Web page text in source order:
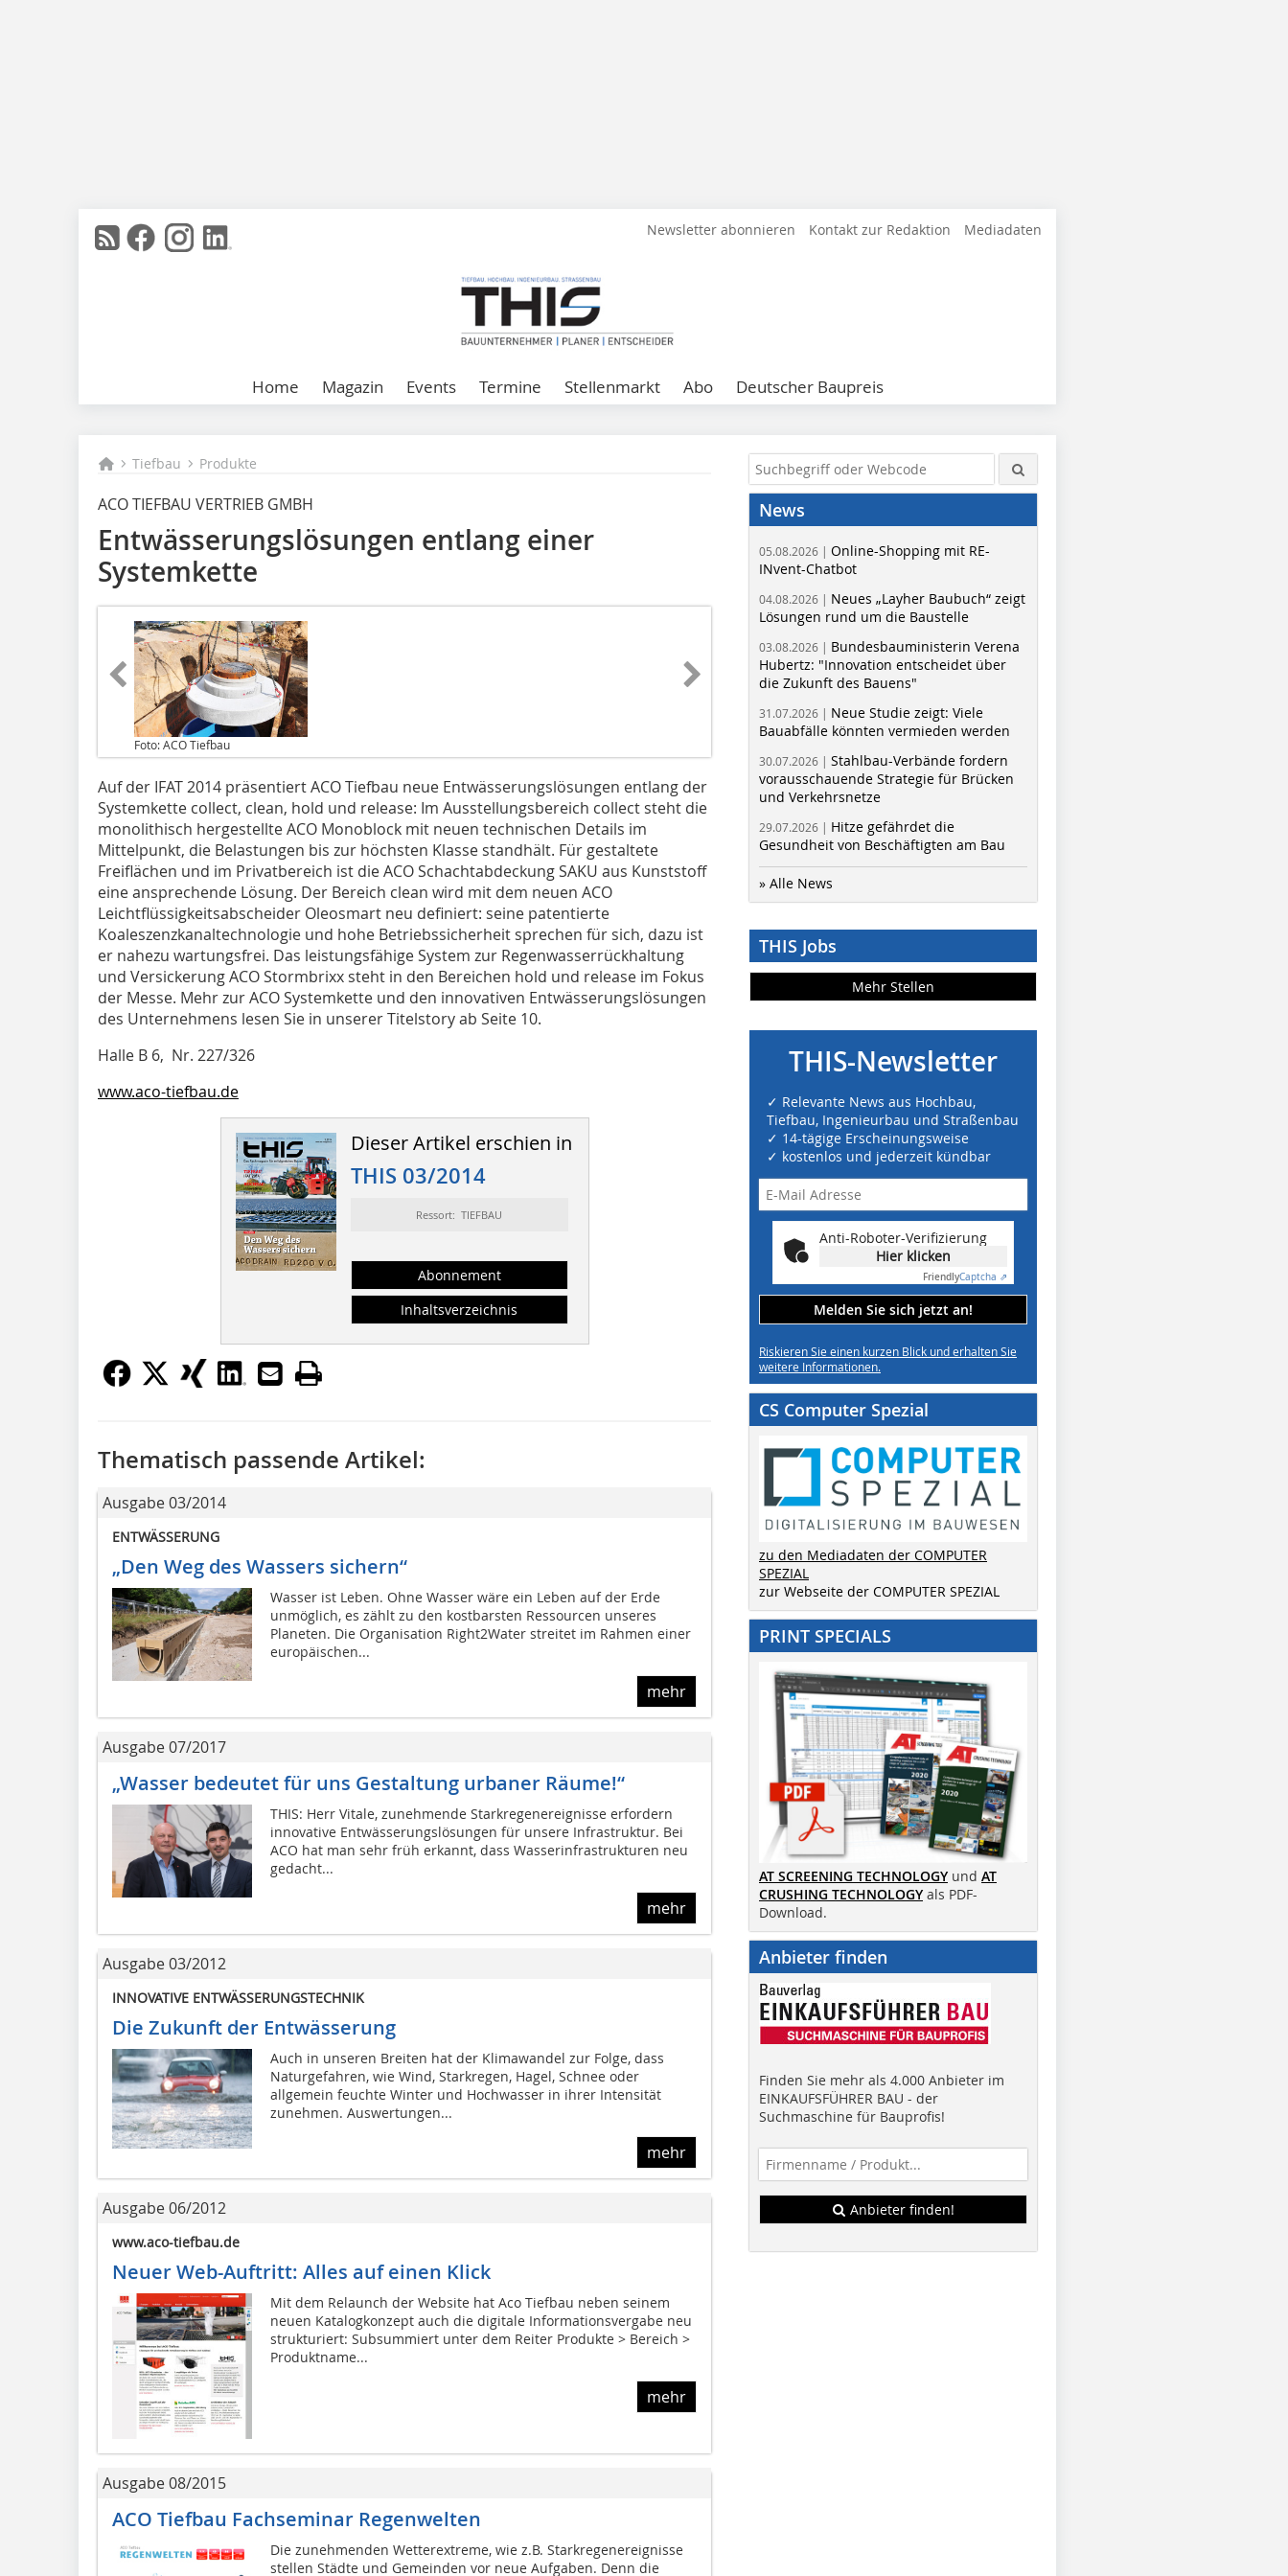
Newsletter abonnieren Kontakt zur Redaktion Mediadaten
Home Magazin Events Termine Stellenmarkt Abo Deutscher Baupreis
Tiefbau Produkte
ACO TIEFBAU VERTRIEB GMBH
Entwässerungslösungen entlang einer
Systemkette
Foto: ACO Tiefbau
Auf der IFAT 2014 präsentiert ACO Tiefbau neue Entwässerungslösungen entlang der
Systemkette collect, clean, hold und release: Im Ausstellungsbereich collect steht die
monolithisch hergestellte ACO Monoblock mit neuen technischen Details im
Mittelpunkt, die Belastungen bis zur höchsten Klasse standhält. Für gestaltete
Freiflächen und im Privatbereich ist die ACO Schachtabdeckung SAKU aus Kunststoff
eine ansprechende Lösung. Der Bereich clean wird mit dem neuen ACO
Leichtflüssigkeitsabscheider Oleosmart neu definiert: seine patentierte
Koaleszenzkanaltechnologie und hohe Betriebssicherheit sprechen für sich, dazu ist
er nahezu wartungsfrei. Das leistungsfähige System zur Regenwasserrückhaltung
und Versickerung ACO Stormbrixx steht in den Bereichen hold und release im Fokus
der Messe. Mehr zur ACO Systemkette und den innovativen Entwässerungslösungen
des Unternehmens lesen Sie in unserer Titelstory ab Seite 10.
Halle B 6, Nr. 227/326
www.aco-tiefbau.de
Dieser Artikel erschien in
THIS 03/2014
Ressort: TIEFBAU
Abonnement
Inhaltsverzeichnis
Thematisch passende Artikel:
Ausgabe 03/2014
ENTWÄSSERUNG
„Den Weg des Wassers sichern“
Wasser ist Leben. Ohne Wasser wäre ein Leben auf der Erde
unmöglich, es zählt zu den kostbarsten Ressourcen unseres
Planeten. Die Organisation Right2Water streitet im Rahmen einer
europäischen...
mehr
Ausgabe 07/2017
„Wasser bedeutet für uns Gestaltung urbaner Räume!“
THIS: Herr Vitale, zunehmende Starkregenereignisse erfordern
innovative Entwässerungslösungen für unsere Infrastruktur. Bei
ACO hat man sehr früh erkannt, dass Wasserinfrastrukturen neu
gedacht...
mehr
Ausgabe 03/2012
INNOVATIVE ENTWÄSSERUNGSTECHNIK
Die Zukunft der Entwässerung
Auch in unseren Breiten hat der Klimawandel zur Folge, dass
Naturgefahren, wie Wind, Starkregen, Hagel, Schnee oder
allgemein feuchte Winter und Hochwasser in ihrer Intensität
zunehmen. Auswertungen...
mehr
Ausgabe 06/2012
www.aco-tiefbau.de
Neuer Web-Auftritt: Alles auf einen Klick
Mit dem Relaunch der Website hat Aco Tiefbau neben seinem
neuen Katalogkonzept auch die digitale Informationsvergabe neu
strukturiert: Subsummiert unter dem Reiter Produkte > Bereich >
Produkt­name...
mehr
Ausgabe 08/2015
ACO Tiefbau Fachseminar Regenwelten
Die zunehmenden Wetterextreme, wie z.B. Starkregenereignisse
stellen Städte und Gemeinden vor neue Aufgaben. Denn die
News
05.08.2026 | Online-Shopping mit RE-
INvent-Chatbot
04.08.2026 | Neues „Layher Baubuch“ zeigt
Lösungen rund um die Baustelle
03.08.2026 | Bundesbauministerin Verena
Hubertz: "Innovation entscheidet über
die Zukunft des Bauens"
31.07.2026 | Neue Studie zeigt: Viele
Bauabfälle könnten vermieden werden
30.07.2026 | Stahlbau-Verbände fordern
vorausschauende Strategie für Brücken
und Verkehrsnetze
29.07.2026 | Hitze gefährdet die
Gesundheit von Beschäftigten am Bau
» Alle News
THIS Jobs
Mehr Stellen
THIS-Newsletter
✓ Relevante News aus Hochbau,
Tiefbau, Ingenieurbau und Straßenbau
✓ 14-tägige Erscheinungsweise
✓ kostenlos und jederzeit kündbar
Anti-Roboter-Verifizierung
Hier klicken
FriendlyCaptcha ⇗
Melden Sie sich jetzt an!
Riskieren Sie einen kurzen Blick und erhalten Sie
weitere Informationen.
CS Computer Spezial
zu den Mediadaten der COMPUTER
SPEZIAL
zur Webseite der COMPUTER SPEZIAL
PRINT SPECIALS
AT SCREENING TECHNOLOGY und AT
CRUSHING TECHNOLOGY als PDF-
Download.
Anbieter finden
Finden Sie mehr als 4.000 Anbieter im
EINKAUFSFÜHRER BAU - der
Suchmaschine für Bauprofis!
Anbieter finden!